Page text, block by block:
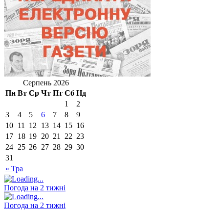
Серпень 2026
Пн Вт Ср Чт Пт Сб Нд
« Тра
1
2
3
4 5 6 7 8
9
10 11 12 13 14 15 16
17 18 19 20 21 22 23
24 25 26 27 28 29 30
31
Погода на 2 тижні
Погода на 2 тижні